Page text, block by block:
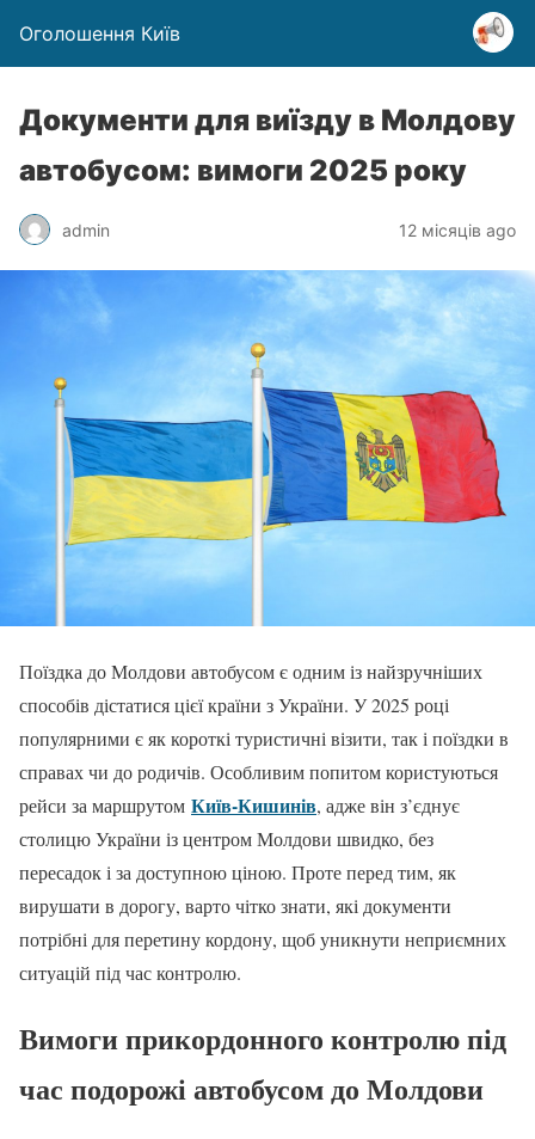
Оголошення Київ
Документи для виїзду в Молдову
автобусом: вимоги 2025 року
admin 12 місяців ago
Поїздка до Молдови автобусом є одним із найзручніших
способів дістатися цієї країни з України. У 2025 році
популярними є як короткі туристичні візити, так і поїздки в
справах чи до родичів. Особливим попитом користуються
рейси за маршрутом Київ-Кишинів, адже він з’єднує
столицю України із центром Молдови швидко, без
пересадок і за доступною ціною. Проте перед тим, як
вирушати в дорогу, варто чітко знати, які документи
потрібні для перетину кордону, щоб уникнути неприємних
ситуацій під час контролю.
Вимоги прикордонного контролю під
час подорожі автобусом до Молдови